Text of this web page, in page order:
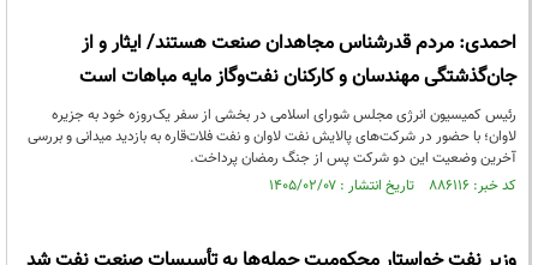
احمدی: مردم قدرشناس مجاهدان صنعت هستند/ ایثار و از
جان‌گذشتگی مهندسان و کارکنان نفت‌وگاز مایه مباهات است
رئیس کمیسیون انرژی مجلس شورای اسلامی در بخشی از سفر یک‌روزه خود به جزیره
لاوان؛ با حضور در شرکت‌های پالایش نفت لاوان و نفت فلات‌قاره به بازدید میدانی و بررسی
آخرین وضعیت این دو شرکت پس از جنگ رمضان پرداخت.
کد خبر: ۸۸۶۱۱۶ تاریخ انتشار : ۱۴۰۵/۰۲/۰۷